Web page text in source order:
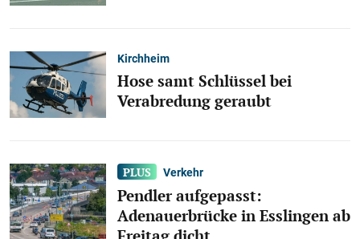
Kirchheim
Hose samt Schlüssel bei
Verabredung geraubt
Verkehr
Pendler aufgepasst:
Adenauerbrücke in Esslingen ab